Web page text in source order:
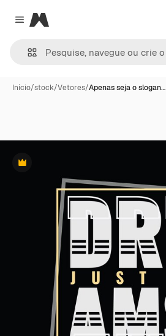
Close menu
Magnific
Início/stock/Vetores/Apenas seja o slogan…
Premium